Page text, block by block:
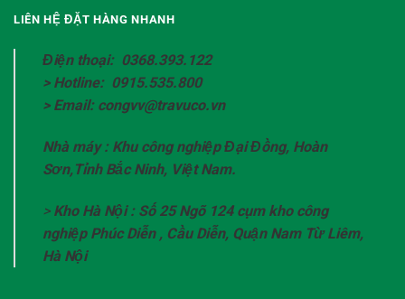
LIÊN HỆ ĐẶT HÀNG NHANH
Điện thoại: 0368.393.122
> Hotline: 0915.535.800
> Email: congvv@travuco.vn
Nhà máy : Khu công nghiệp Đại Đồng, Hoàn
Sơn,Tỉnh Bắc Ninh, Việt Nam.
> Kho Hà Nội : Số 25 Ngõ 124 cụm kho công
nghiệp Phúc Diễn , Cầu Diễn, Quận Nam Từ Liêm,
Hà Nội